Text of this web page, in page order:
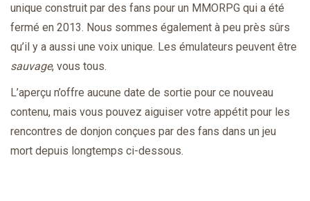
unique construit par des fans pour un MMORPG qui a été
fermé en 2013. Nous sommes également à peu près sûrs
qu’il y a aussi une voix unique. Les émulateurs peuvent être
sauvage, vous tous.
L’aperçu n’offre aucune date de sortie pour ce nouveau
contenu, mais vous pouvez aiguiser votre appétit pour les
rencontres de donjon conçues par des fans dans un jeu
mort depuis longtemps ci-dessous.